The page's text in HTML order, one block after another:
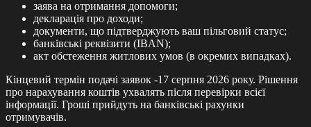
заява на отримання допомоги;
декларація про доходи;
документи, що підтверджують ваш пільговий статус;
банківські реквізити (IBAN);
акт обстеження житлових умов (в окремих випадках).
Кінцевий термін подачі заявок -17 серпня 2026 року. Рішення
про нарахування коштів ухвалять після перевірки всієї
інформації. Гроші прийдуть на банківські рахунки
отримувачів.